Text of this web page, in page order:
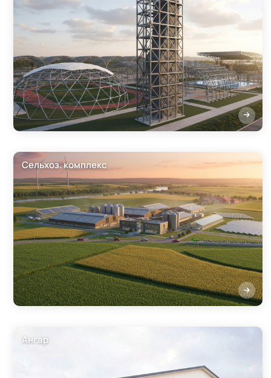
Сельхоз. комплекс
Ангар